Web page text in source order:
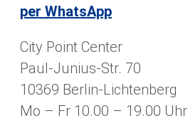
per WhatsApp
City Point Center
Paul-Junius-Str. 70
10369 Berlin-Lichtenberg
Mo – Fr 10.00 – 19.00 Uhr